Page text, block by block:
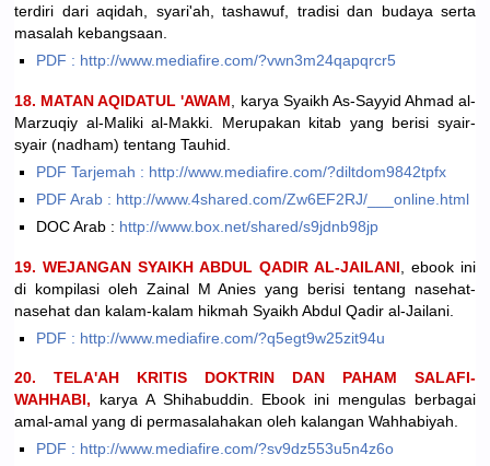
terdiri dari aqidah, syari'ah, tashawuf, tradisi dan budaya serta
masalah kebangsaan.
PDF : http://www.mediafire.com/?vwn3m24qapqrcr5
18. MATAN AQIDATUL 'AWAM , karya Syaikh As-Sayyid Ahmad al-
Marzuqiy al-Maliki al-Makki. Merupakan kitab yang berisi syair-
syair (nadham) tentang Tauhid.
PDF Tarjemah : http://www.mediafire.com/?diltdom9842tpfx
PDF Arab : http://www.4shared.com/Zw6EF2RJ/___online.html
DOC Arab : http://www.box.net/shared/s9jdnb98jp
19. WEJANGAN SYAIKH ABDUL QADIR AL-JAILANI , ebook ini
di kompilasi oleh Zainal M Anies yang berisi tentang nasehat-
nasehat dan kalam-kalam hikmah Syaikh Abdul Qadir al-Jailani.
PDF : http://www.mediafire.com/?q5egt9w25zit94u
20. TELA'AH KRITIS DOKTRIN DAN PAHAM SALAFI-
WAHHABI, karya A Shihabuddin. Ebook ini mengulas berbagai
amal-amal yang di permasalahakan oleh kalangan Wahhabiyah.
PDF : http://www.mediafire.com/?sv9dz553u5n4z6o